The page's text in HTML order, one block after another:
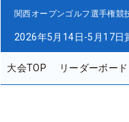
関西オープンゴルフ選手権競
2026年5月14日-5月17日
大会TOP リーダーボード